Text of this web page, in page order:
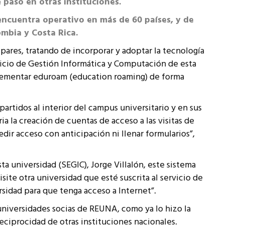
operativo en más de 60 países, y de
y Costa Rica.
tratando de incorporar y adoptar la tecnología
de Gestión Informática y Computación de esta
eduroam (education roaming) de forma
al interior del campus universitario y en sus
la creación de cuentas de acceso a las visitas de
acceso con anticipación ni llenar formularios”,
universidad (SEGIC), Jorge Villalón, este sistema
otra universidad que esté suscrita al servicio de
para que tenga acceso a Internet”.
socias de REUNA, como ya lo hizo la
de otras instituciones nacionales.